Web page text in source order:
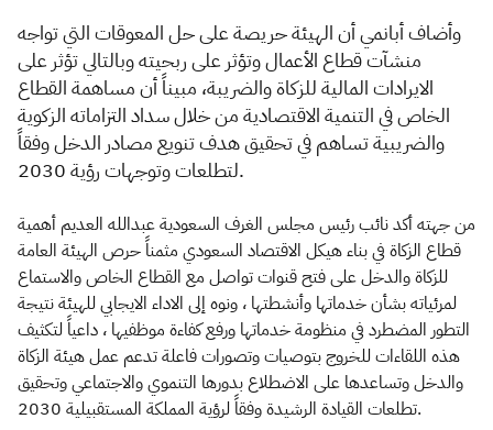
وأضاف أبانمي أن الهيئة حريصة على حل المعوقات التي تواجه
منشآت قطاع الأعمال وتؤثر على ربحيته وبالتالي تؤثر على
الايرادات المالية للزكاة والضريبة، مبيناً أن مساهمة القطاع
الخاص في التنمية الاقتصادية من خلال سداد التزاماته الزكوية
والضريبية تساهم في تحقيق هدف تنويع مصادر الدخل وفقاً
لتطلعات وتوجهات رؤية 2030.
من جهته أكد نائب رئيس مجلس الغرف السعودية عبدالله العديم أهمية
قطاع الزكاة في بناء هيكل الاقتصاد السعودي مثمناً حرص الهيئة العامة
للزكاة والدخل على فتح قنوات تواصل مع القطاع الخاص والاستماع
لمرئياته بشأن خدماتها وأنشطتها ، ونوه إلى الاداء الايجابي للهيئة نتيجة
التطور المضطرد في منظومة خدماتها ورفع كفاءة موظفيها ، داعياً لتكثيف
هذه اللقاءات للخروج بتوصيات وتصورات فاعلة تدعم عمل هيئة الزكاة
والدخل وتساعدها على الاضطلاع بدورها التنموي والاجتماعي وتحقيق
تطلعات القيادة الرشيدة وفقاً لرؤية المملكة المستقبيلية 2030.